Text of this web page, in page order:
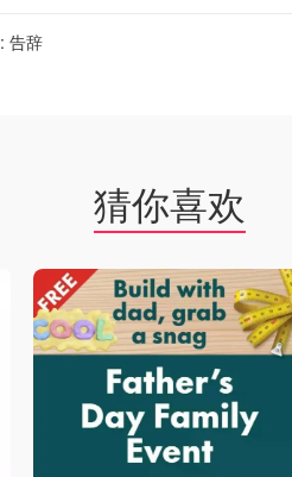
: 告辞
猜你喜欢